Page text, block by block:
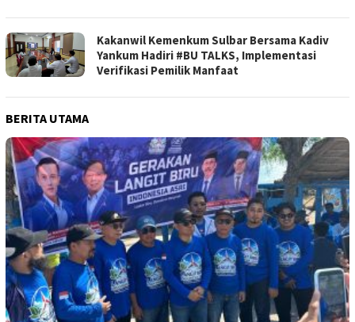
Kakanwil Kemenkum Sulbar Bersama Kadiv
Yankum Hadiri #BU TALKS, Implementasi
Verifikasi Pemilik Manfaat
BERITA UTAMA